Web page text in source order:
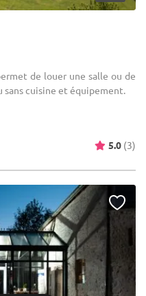
de louer une salle ou de
sans cuisine et équipement.
5.0 (3)